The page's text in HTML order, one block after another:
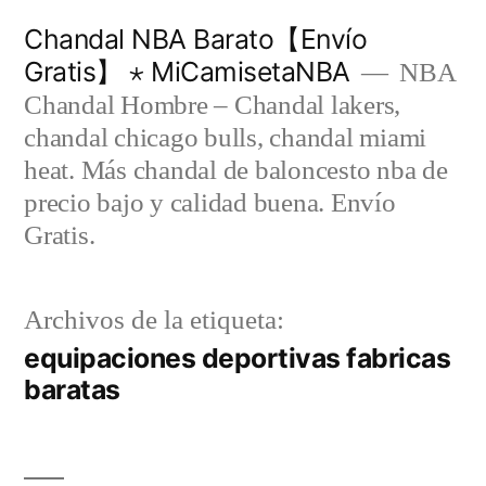
contenido
Chandal NBA Barato【Envío
Gratis】 ⋆ MiCamisetaNBA
NBA
Chandal Hombre – Chandal lakers,
chandal chicago bulls, chandal miami
heat. Más chandal de baloncesto nba de
precio bajo y calidad buena. Envío
Gratis.
Archivos de la etiqueta:
equipaciones deportivas fabricas
baratas